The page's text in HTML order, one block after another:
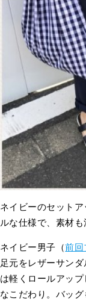
ネイビーのセットア
ルな仕様で、素材
ネイビー男子（前回
足元をレザーサン
は軽くロールアッ
なこだわり。バッ